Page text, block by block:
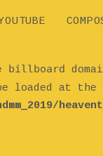
billboard
loaded at the